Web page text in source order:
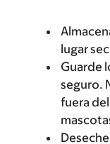
lugar
Guarde
seguro.
fuera